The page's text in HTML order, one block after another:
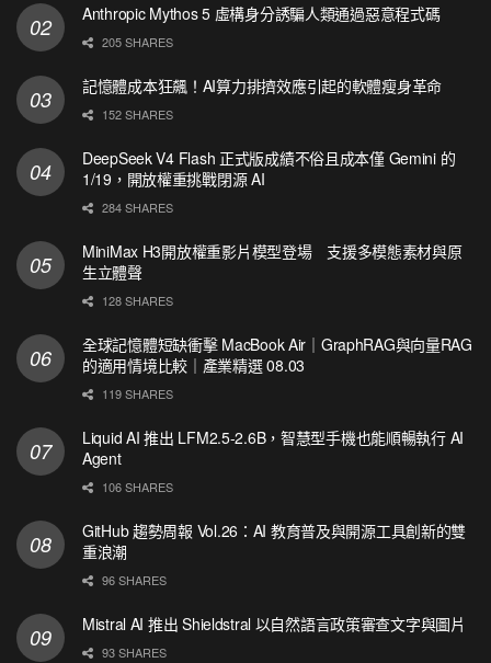
Anthropic Mythos 5 虛構身分誘騙人類通過惡意程式碼
205 SHARES
記憶體成本狂飆！AI算力排擠效應引起的軟體瘦身革命
152 SHARES
DeepSeek V4 Flash 正式版成績不俗且成本僅 Gemini 的
1/19，開放權重挑戰閉源 AI
284 SHARES
MiniMax H3開放權重影片模型登場 支援多模態素材與原
生立體聲
128 SHARES
全球記憶體短缺衝擊 MacBook Air｜GraphRAG與向量RAG
的適用情境比較｜產業精選 08.03
119 SHARES
Liquid AI 推出 LFM2.5-2.6B，智慧型手機也能順暢執行 AI
Agent
106 SHARES
GitHub 趨勢周報 Vol.26：AI 教育普及與開源工具創新的雙
重浪潮
96 SHARES
Mistral AI 推出 Shieldstral 以自然語言政策審查文字與圖片
93 SHARES